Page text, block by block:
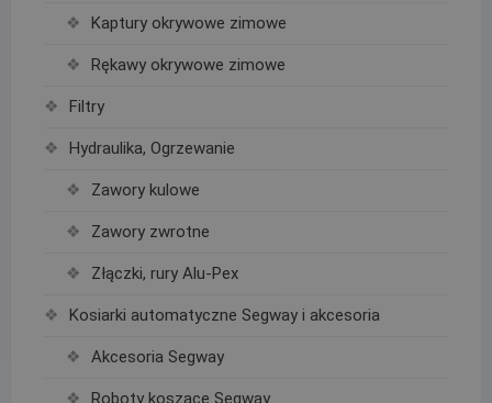
Kaptury okrywowe zimowe
Rękawy okrywowe zimowe
Filtry
Hydraulika, Ogrzewanie
Zawory kulowe
Zawory zwrotne
Złączki, rury Alu-Pex
Kosiarki automatyczne Segway i akcesoria
Akcesoria Segway
Roboty koszące Segway